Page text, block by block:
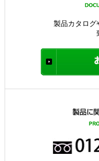
製品カタログ